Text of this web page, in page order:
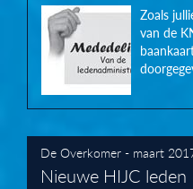
Zoals
van de
De Overkomer - maart
Nieuwe HIJC leden